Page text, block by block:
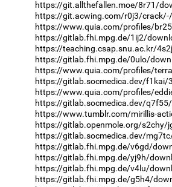
https://git.allthefallen.moe/8r71/
https://git.acwing.com/r0j3/
https://www.quia.com/profiles/
https://gitlab.fhi.mpg.de/1ij2/
https://teaching.csap.snu.ac.kr/
https://gitlab.fhi.mpg.de/0ulo/
https://www.quia.com/profiles/
https://gitlab.socmedica.dev/f1kai/
https://www.quia.com/profiles/
https://gitlab.socmedica.dev/
https://www.tumblr.com/mirillis-
https://gitlab.openmole.org/s2chy/
https://gitlab.socmedica.dev/
https://gitlab.fhi.mpg.de/v6gd/
https://gitlab.fhi.mpg.de/yj9h/
https://gitlab.fhi.mpg.de/v4lu/
https://gitlab.fhi.mpg.de/g5h4/